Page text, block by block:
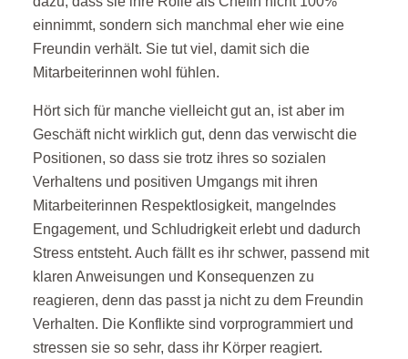
einnimmt, sondern sich manchmal eher wie eine
Freundin verhält. Sie tut viel, damit sich die
Mitarbeiterinnen wohl fühlen.
Hört sich für manche vielleicht gut an, ist aber im
Geschäft nicht wirklich gut, denn das verwischt die
Positionen, so dass sie trotz ihres so sozialen
Verhaltens und positiven Umgangs mit ihren
Mitarbeiterinnen Respektlosigkeit, mangelndes
Engagement, und Schludrigkeit erlebt und dadurch
Stress entsteht. Auch fällt es ihr schwer, passend mit
klaren Anweisungen und Konsequenzen zu
reagieren, denn das passt ja nicht zu dem Freundin
Verhalten. Die Konflikte sind vorprogrammiert und
stressen sie so sehr, dass ihr Körper reagiert.